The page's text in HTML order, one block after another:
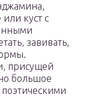
куст с
завивать,
присущей
большое